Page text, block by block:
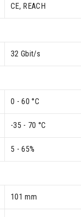
CE, REACH
32 Gbit/s
0 - 60 °C
-35 - 70 °C
5 - 65%
101 mm